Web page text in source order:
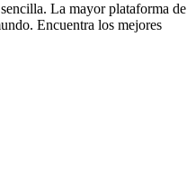
La mayor plataforma de
Encuentra los mejores